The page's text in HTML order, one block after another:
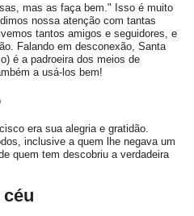
mas as faça bem." Isso é muito
nossa atenção com tantas
tantos amigos e seguidores, e
Falando em desconexão, Santa
é a padroeira dos meios de
a usá-los bem!
era sua alegria e gratidão.
inclusive a quem lhe negava um
quem tem descobriu a verdadeira